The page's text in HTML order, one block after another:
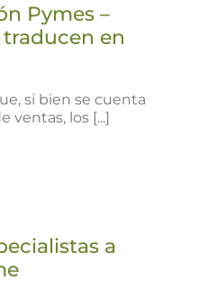
Pymes –
en
si bien se cuenta
ventas, los [...]
a